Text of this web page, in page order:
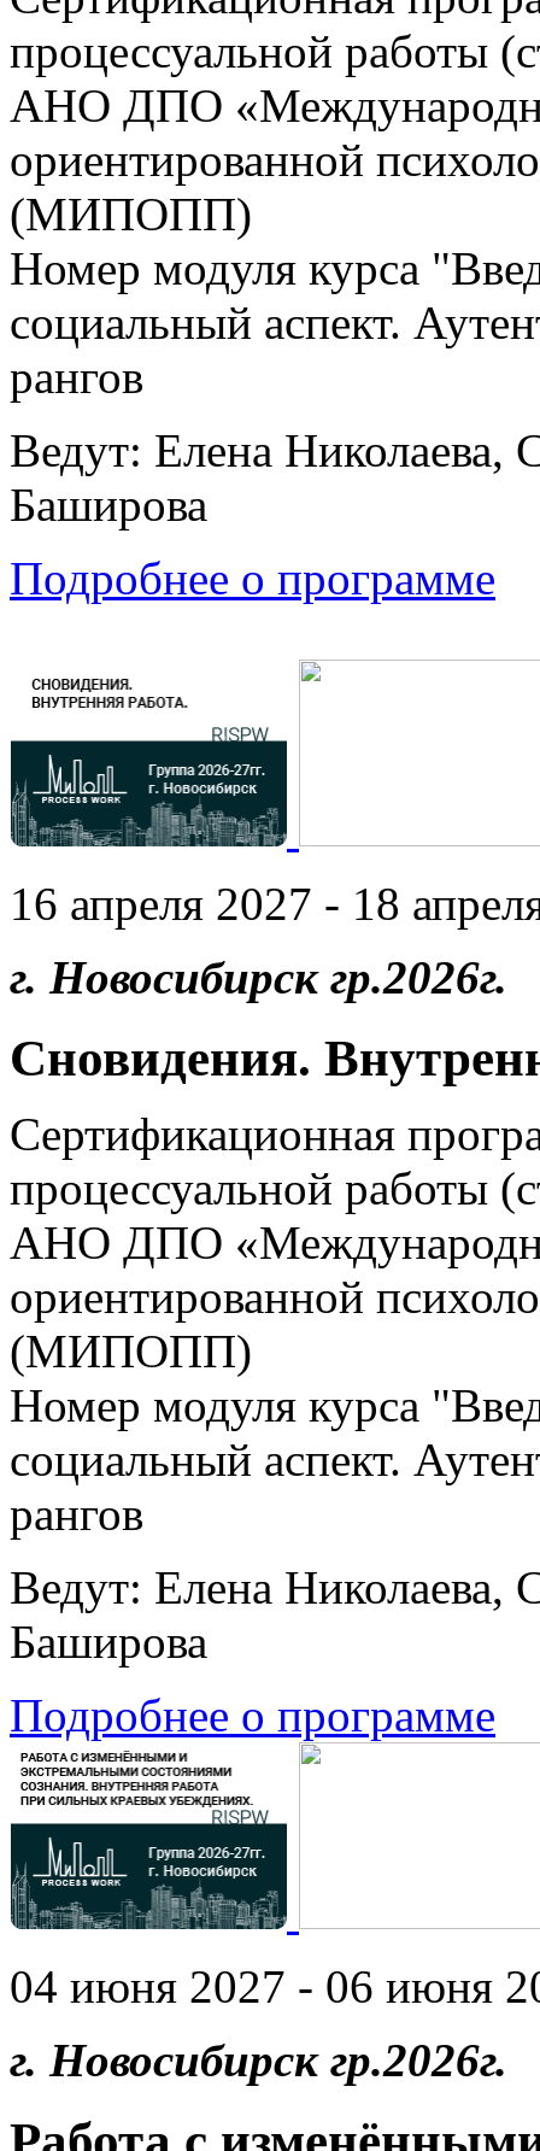
процессуальной работы
АНО ДПО
ориентированной
(МИПОПП)
Номер модуля курса
социальный аспект.
рангов
Ведут: Елена Николаева,
Баширова
Подробнее о программе
16 апреля 2027 - 18
г. Новосибирск гр.2026г.
Сновидения.
Сертификационная
процессуальной работы
АНО ДПО
ориентированной
(МИПОПП)
Номер модуля курса
социальный аспект.
рангов
Ведут: Елена Николаева,
Баширова
Подробнее о программе
04 июня 2027 - 06 июня
г. Новосибирск гр.2026г.